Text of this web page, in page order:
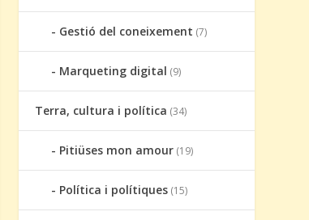
Gestió del coneixement (7)
Marqueting digital (9)
Terra, cultura i política (34)
Pitiüses mon amour (19)
Política i polítiques (15)